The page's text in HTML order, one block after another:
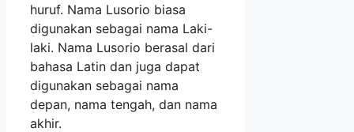
huruf. Nama Lusorio biasa
digunakan sebagai nama Laki-
laki. Nama Lusorio berasal dari
bahasa Latin dan juga dapat
digunakan sebagai nama
depan, nama tengah, dan nama
akhir.